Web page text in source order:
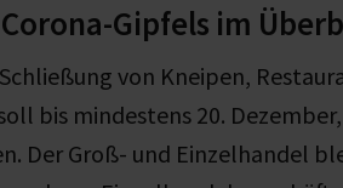
Gipfels im
Schließung von Kneipen,
bis mindestens 20.
Der Groß- und Einzelhandel